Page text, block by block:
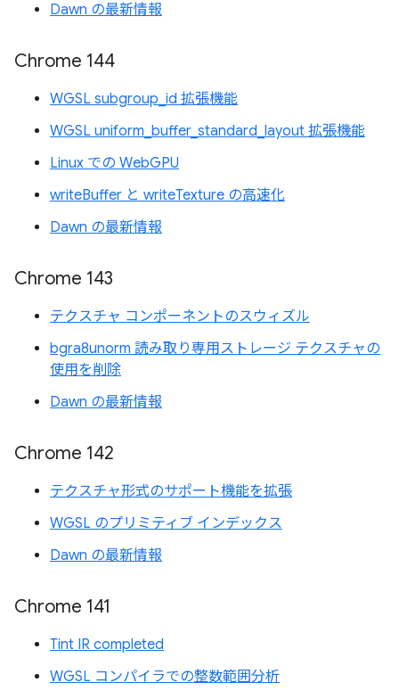
Dawn の最新情報
Chrome 144
WGSL subgroup_id 拡張機能
WGSL uniform_buffer_standard_layout 拡張機能
Linux での WebGPU
writeBuffer と writeTexture の高速化
Dawn の最新情報
Chrome 143
テクスチャ コンポーネントのスウィズル
bgra8unorm 読み取り専用ストレージ テクスチャの
使用を削除
Dawn の最新情報
Chrome 142
テクスチャ形式のサポート機能を拡張
WGSL のプリミティブ インデックス
Dawn の最新情報
Chrome 141
Tint IR completed
WGSL コンパイラでの整数範囲分析